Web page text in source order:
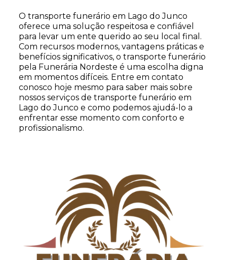
O transporte funerário em Lago do Junco
oferece uma solução respeitosa e confiável
para levar um ente querido ao seu local final.
Com recursos modernos, vantagens práticas e
benefícios significativos, o transporte funerário
pela Funerária Nordeste é uma escolha digna
em momentos difíceis. Entre em contato
conosco hoje mesmo para saber mais sobre
nossos serviços de transporte funerário em
Lago do Junco e como podemos ajudá-lo a
enfrentar esse momento com conforto e
profissionalismo.